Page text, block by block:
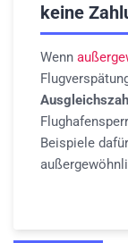
keine
Wenn
Beispiele